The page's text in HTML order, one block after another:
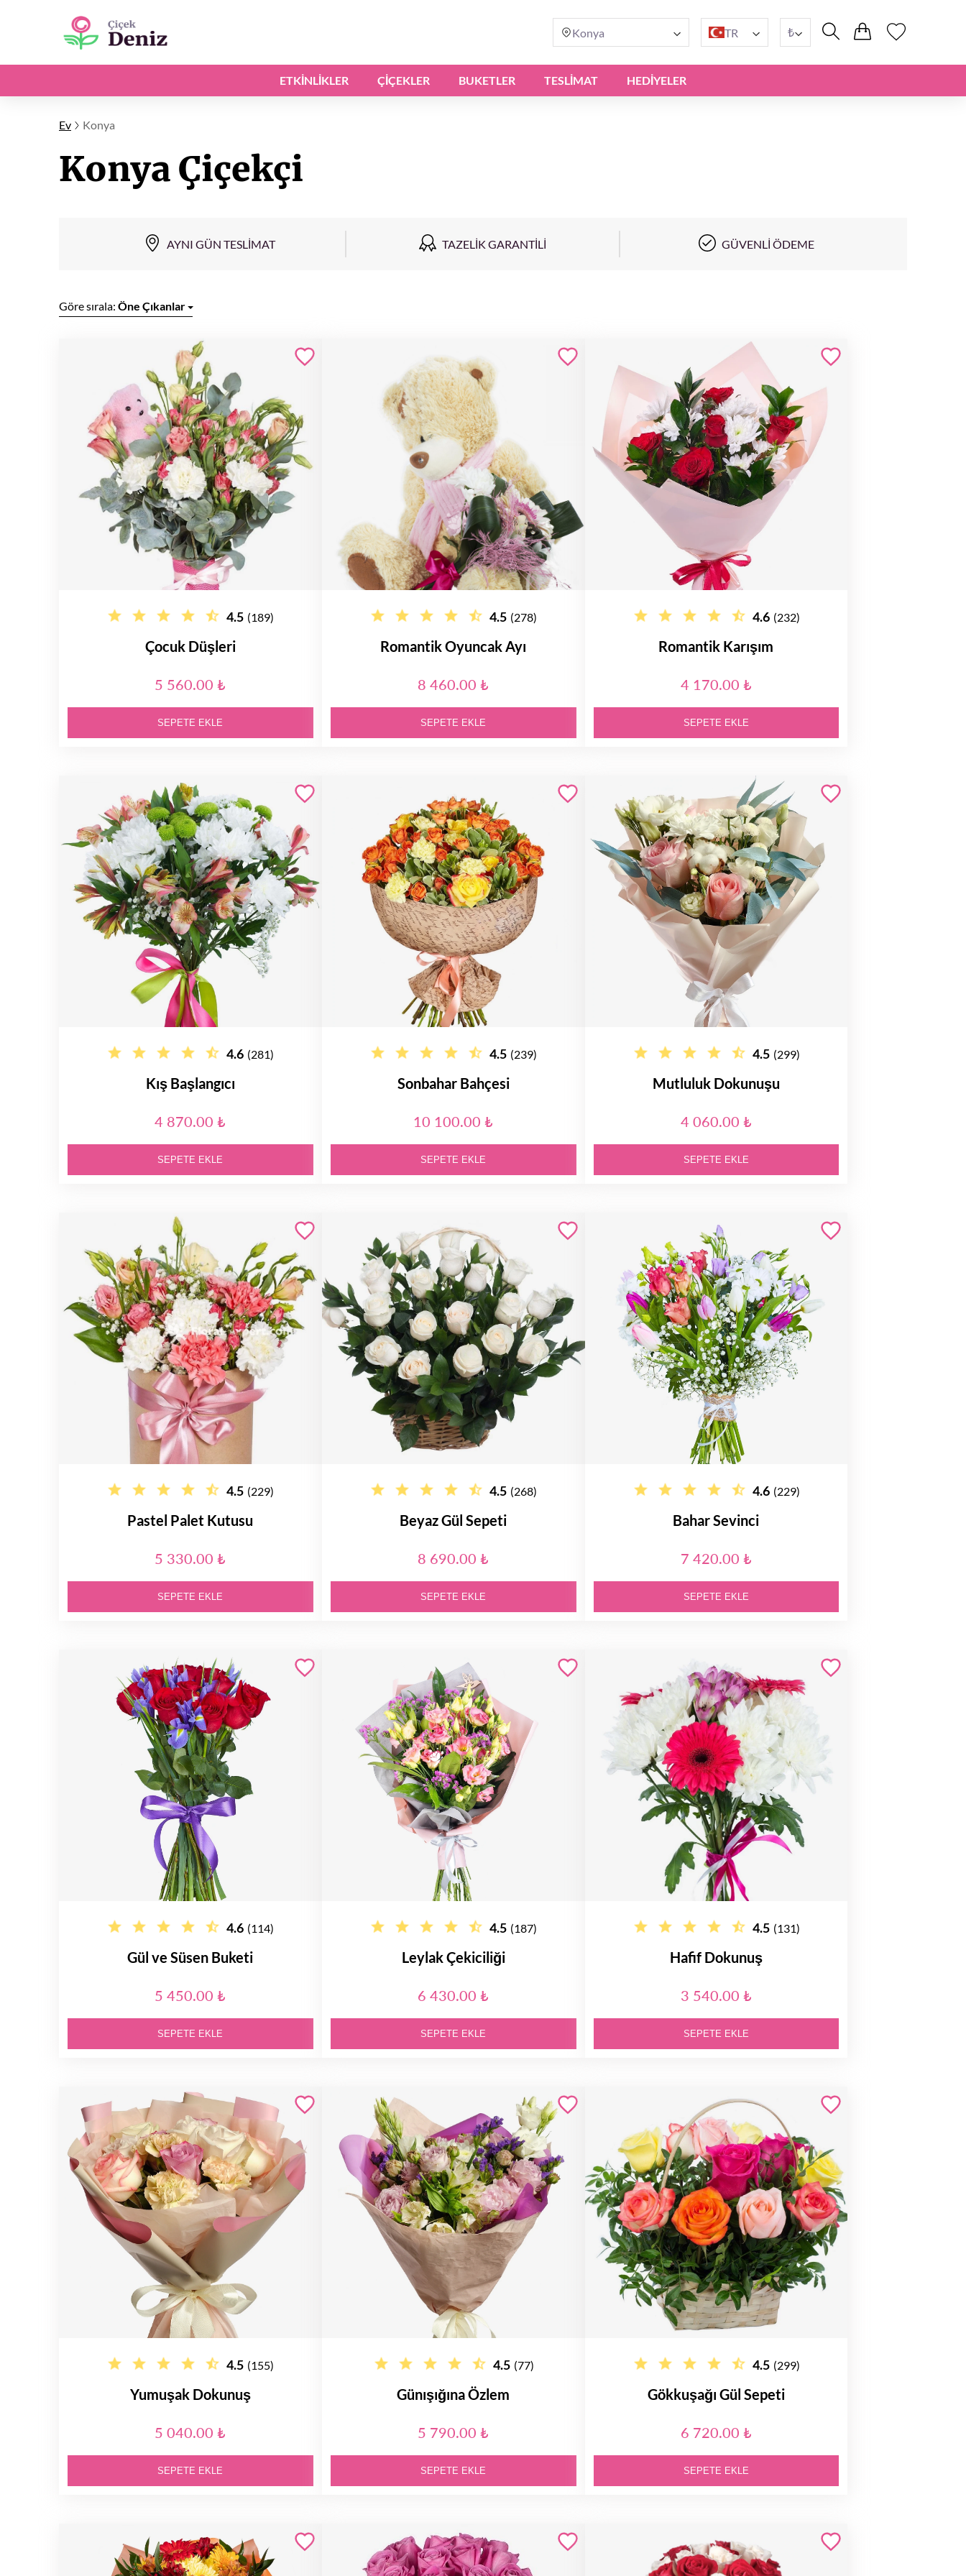
Konya TR ₺
ETKINLIKLER ÇIÇEKLER BUKETLER TESLİMAT HEDIYELER
Ev Konya
Konya Çiçekçi
AYNI GÜN TESLIMAT TAZELIK GARANTILI GÜVENLI ÖDEME
Göre sırala: Öne Çıkanlar
4.5 (189)
Çocuk Düşleri
5 560.00 ₺
SEPETE EKLE
4.5 (278)
Romantik Oyuncak Ayı
8 460.00 ₺
SEPETE EKLE
4.6 (232)
Romantik Karışım
4 170.00 ₺
SEPETE EKLE
4.6 (281)
Kış Başlangıcı
4 870.00 ₺
SEPETE EKLE
4.5 (239)
Sonbahar Bahçesi
10 100.00 ₺
SEPETE EKLE
4.5 (299)
Mutluluk Dokunuşu
4 060.00 ₺
SEPETE EKLE
4.5 (229)
Pastel Palet Kutusu
5 330.00 ₺
SEPETE EKLE
4.5 (268)
Beyaz Gül Sepeti
8 690.00 ₺
SEPETE EKLE
4.6 (229)
Bahar Sevinci
7 420.00 ₺
SEPETE EKLE
4.6 (114)
Gül ve Süsen Buketi
5 450.00 ₺
SEPETE EKLE
4.5 (187)
Leylak Çekiciliği
6 430.00 ₺
SEPETE EKLE
4.5 (131)
Hafif Dokunuş
3 540.00 ₺
SEPETE EKLE
4.5 (155)
Yumuşak Dokunuş
5 040.00 ₺
SEPETE EKLE
4.5 (77)
Günışığına Özlem
5 790.00 ₺
SEPETE EKLE
4.5 (299)
Gökkuşağı Gül Sepeti
6 720.00 ₺
SEPETE EKLE